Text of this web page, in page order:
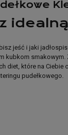
jeść i jaki
kubkom smakowym.
diet, które na Ciebie
pudełkowego.